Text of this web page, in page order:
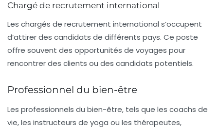
Chargé de recrutement international
Les chargés de recrutement international s’occupent
d’attirer des candidats de différents pays. Ce poste
offre souvent des opportunités de voyages pour
rencontrer des clients ou des candidats potentiels.
Professionnel du bien-être
Les professionnels du bien-être, tels que les coachs de
vie, les instructeurs de yoga ou les thérapeutes,